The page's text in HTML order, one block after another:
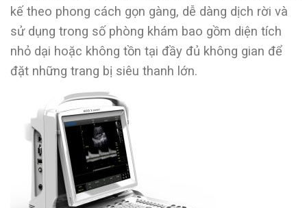
kế theo phong cách gọn gàng, dễ dàng dịch rời và
sử dụng trong số phòng khám bao gồm diện tích
nhỏ dại hoặc không tồn tại đầy đủ không gian để
đặt những trang bị siêu thanh lớn.